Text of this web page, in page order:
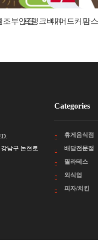
안집
프랭크버거매머드커피맘스터치
석
남구 논현로
Categories
휴게음식점
배달전문점
필라테스
외식업
피자/치킨